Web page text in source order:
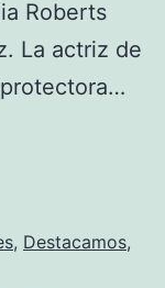
Roberts
La actriz de
, Destacamos,